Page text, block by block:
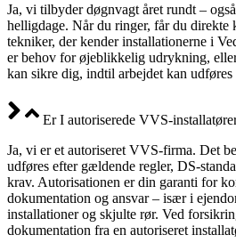
Ja, vi tilbyder døgnvagt året rundt –
helligdage. Når du ringer, får du
tekniker, der kender installationerne i
er behov for øjeblikkelig udrykning,
kan sikre dig, indtil arbejdet kan udføres
Er I autoriserede VVS-
Ja, vi er et autoriseret VVS-firma. Det
udføres efter gældende regler, DS-
krav. Autorisationen er din garanti for
dokumentation og ansvar – især i
installationer og skjulte rør. Ved
dokumentation fra en autoriseret